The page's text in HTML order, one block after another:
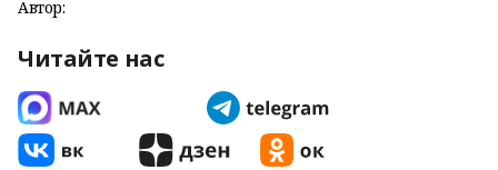
Автор:
Читайте нас